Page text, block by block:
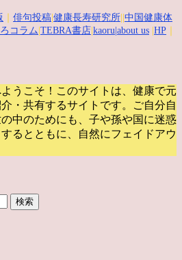
俳句投稿 健康長寿研究所 中国健康体
コラム TEBRA書店 kaoru |about us HP
うこそ！このサイトは、健康で元
・共有するサイトです。
ご自分自
中のためにも、子や孫や国に迷惑
るとともに、自然にフェイドアウ